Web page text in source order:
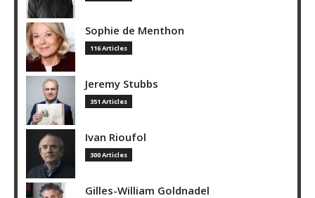
Sophie de Menthon
116 Articles
Jeremy Stubbs
351 Articles
Ivan Rioufol
300 Articles
Gilles-William Goldnadel